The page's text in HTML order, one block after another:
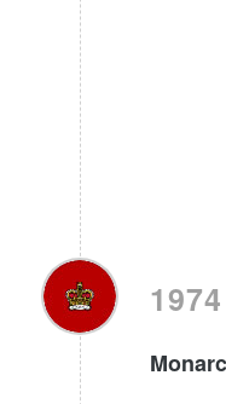
1974